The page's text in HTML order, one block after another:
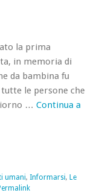
la prima
in memoria di
da bambina fu
le persone che
… Continua a
umani, Informarsi, Le